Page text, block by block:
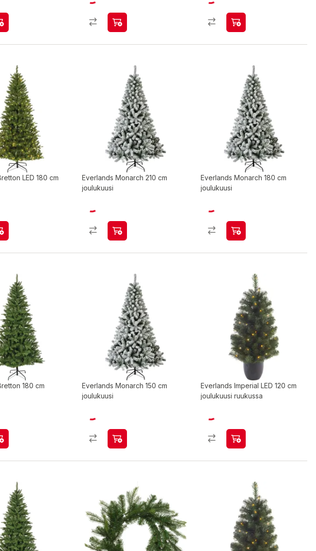
LED 180 cm
Everlands Monarch 210 cm
joulukuusi
Everlands Monarch 180 cm
joulukuusi
180 cm
Everlands Monarch 150 cm
joulukuusi
Everlands Imperial LED 120 cm
joulukuusi ruukussa